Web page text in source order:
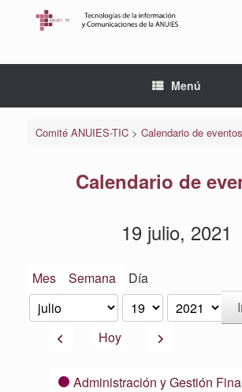
Menú
Comité ANUIES-TIC> Calendario de eventos
Calendario de
19 julio, 2021
Mes Semana Día
Mes
Día
Año
AnteriorHoy Siguiente
CategoríasAdministración y Gestión